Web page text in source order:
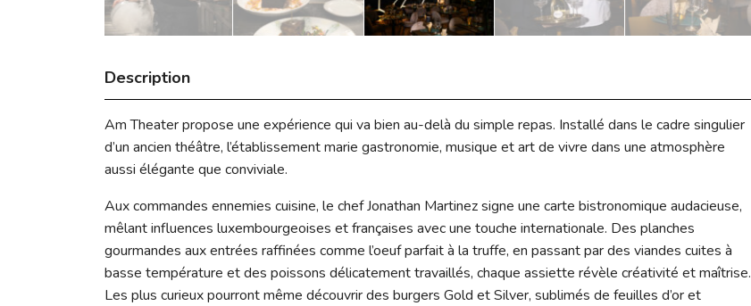
Description
Am Theater propose une expérience qui va bien au-delà du simple repas. Installé dans le cadre singulier
d’un ancien théâtre, l’établissement marie gastronomie, musique et art de vivre dans une atmosphère
aussi élégante que conviviale.
Aux commandes ennemies cuisine, le chef Jonathan Martinez signe une carte bistronomique audacieuse,
mêlant influences luxembourgeoises et françaises avec une touche internationale. Des planches
gourmandes aux entrées raffinées comme l’oeuf parfait à la truffe, en passant par des viandes cuites à
basse température et des poissons délicatement travaillés, chaque assiette révèle créativité et maîtrise.
Les plus curieux pourront même découvrir des burgers Gold et Silver, sublimés de feuilles d’or et